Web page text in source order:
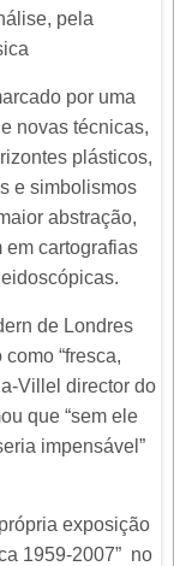
pela
por uma
novas técnicas,
plásticos,
e simbolismos
abstração,
cartografias
de Londres
“fresca,
Villel director do
que “sem ele
impensável”
exposição
1959-2007” no